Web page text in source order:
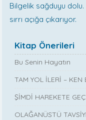
Bilgelik sağduyu
sırrı açığa çıkarıyor.
Kitap Önerileri
Bu Senin Hayatın
TAM YOL İLERİ –
ŞİMDİ HAREKETE
OLAĞANÜSTÜ